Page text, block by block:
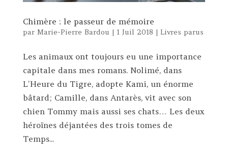
Chimère : le passeur de mémoire
par Marie-Pierre Bardou | 1 Juil 2018 | Livres parus
Les animaux ont toujours eu une importance
capitale dans mes romans. Nolimé, dans
L’Heure du Tigre, adopte Kami, un énorme
bâtard; Camille, dans Antarès, vit avec son
chien Tommy mais aussi ses chats… Les deux
héroïnes déjantées des trois tomes de
Temps...